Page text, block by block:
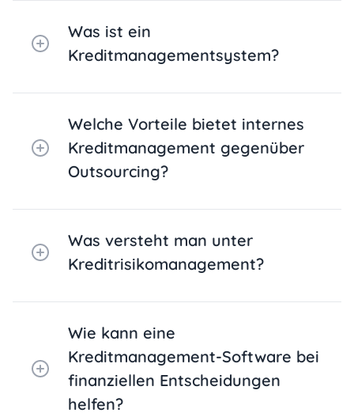
Was ist ein
Kreditmanagementsystem?
Welche Vorteile bietet internes
Kreditmanagement gegenüber
Outsourcing?
Was versteht man unter
Kreditrisikomanagement?
Wie kann eine
Kreditmanagement-Software bei
finanziellen Entscheidungen
helfen?